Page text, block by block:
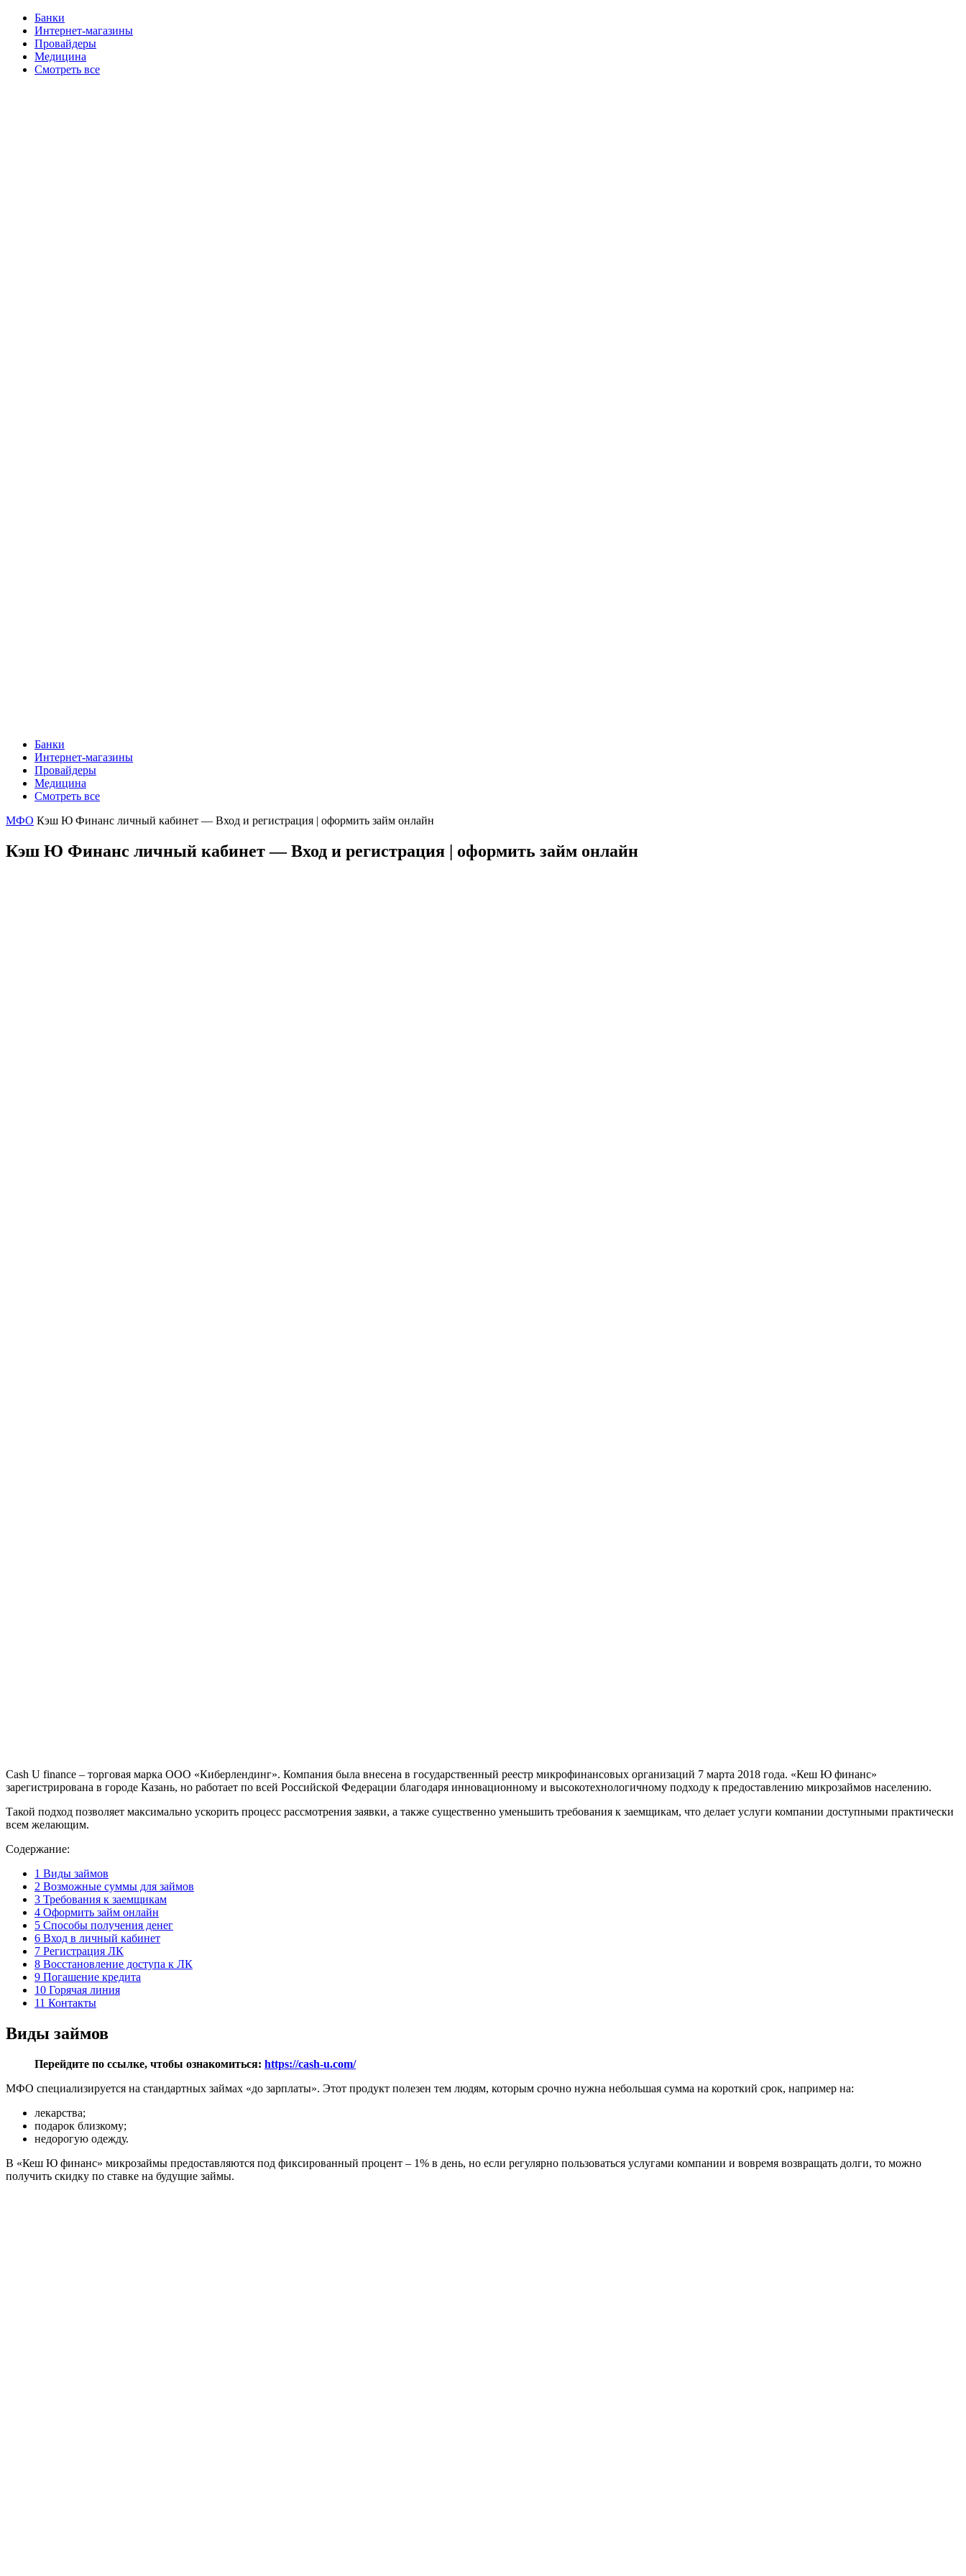
Банки
Интернет-магазины
Провайдеры
Медицина
Смотреть все
Банки
Интернет-магазины
Провайдеры
Медицина
Смотреть все
МФО Кэш Ю Финанс личный кабинет — Вход и регистрация | оформить займ онлайн
Кэш Ю Финанс личный кабинет — Вход и регистрация | оформить займ онлайн
Cash U finance – торговая марка ООО «Киберлендинг». Компания была внесена в государственный реестр микрофинансовых организаций 7 марта 2018 года. «Кеш Ю финанс»
зарегистрирована в городе Казань, но работает по всей Российской Федерации благодаря инновационному и высокотехнологичному подходу к предоставлению микрозаймов населению.
Такой подход позволяет максимально ускорить процесс рассмотрения заявки, а также существенно уменьшить требования к заемщикам, что делает услуги компании доступными практически
всем желающим.
Содержание:
1 Виды займов
2 Возможные суммы для займов
3 Требования к заемщикам
4 Оформить займ онлайн
5 Способы получения денег
6 Вход в личный кабинет
7 Регистрация ЛК
8 Восстановление доступа к ЛК
9 Погашение кредита
10 Горячая линия
11 Контакты
Виды займов
Перейдите по ссылке, чтобы ознакомиться: https://cash-u.com/
МФО специализируется на стандартных займах «до зарплаты». Этот продукт полезен тем людям, которым срочно нужна небольшая сумма на короткий срок, например на:
лекарства;
подарок близкому;
недорогую одежду.
В «Кеш Ю финанс» микрозаймы предоставляются под фиксированный процент – 1% в день, но если регулярно пользоваться услугами компании и вовремя возвращать долги, то можно
получить скидку по ставке на будущие займы.